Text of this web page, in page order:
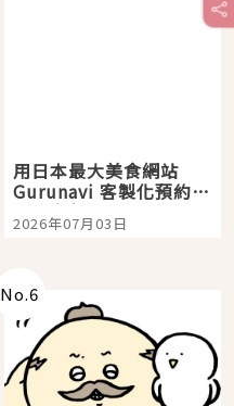
用日本最大美食網站
Gurunavi 客製化預約九
大都市餐廳，打造專屬
美食體驗！
2026年07月03日
No.6